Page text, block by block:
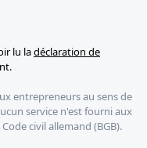
lu ladéclaration de
entrepreneurs au sens de
service n'est fourni aux
civil allemand (BGB).